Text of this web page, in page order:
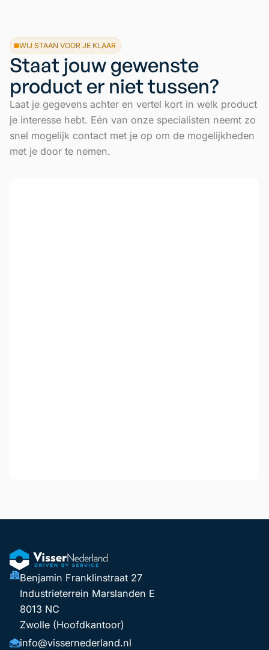
WIJ STAAN VOOR JE KLAAR
Staat jouw gewenste
product er niet tussen?
Laat je gegevens achter en vertel kort in welk product
je interesse hebt. Eén van onze specialisten neemt zo
snel mogelijk contact met je op om de mogelijkheden
met je door te nemen.
Benjamin Franklinstraat 27
Industrieterrein Marslanden E
8013 NC
Zwolle (Hoofdkantoor)
info@vissernederland.nl